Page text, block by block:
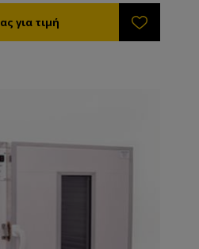
ψυγείου).
από 8 - 72 ώρες ανάλογα